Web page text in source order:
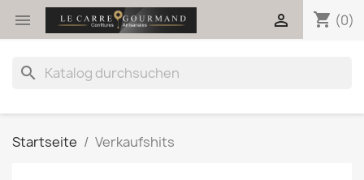
 shopping_cart (0)

search
Startseite Verkaufshits